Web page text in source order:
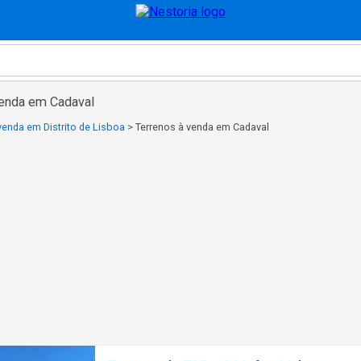
em Cadaval
em Distrito de Lisboa > Terrenos à venda em Cadaval